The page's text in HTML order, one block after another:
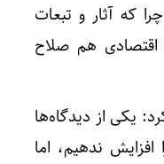
که آثار و تبعات
اقتصادی هم صلاح
یکی از دیدگاه‌ها
ندهیم، اما